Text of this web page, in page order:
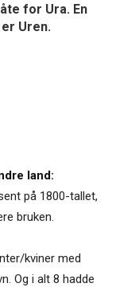
for Ura. En
Uren.
land:
på 1800-tallet,
bruken.
kviner med
Og i alt 8 hadde